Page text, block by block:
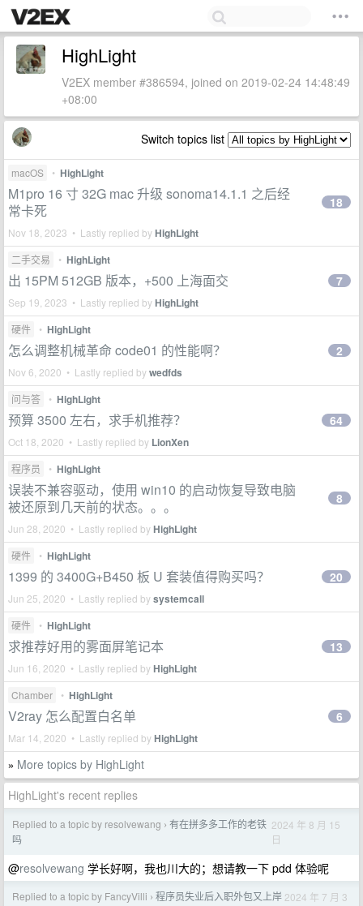
HighLight
V2EX member #386594, joined on 2019-02-24 14:48:49
+08:00
Switch topics list
macOS • HighLight
M1pro 16 寸 32G mac 升级 sonoma14.1.1 之后经
常卡死
Nov 18, 2023 • Lastly replied byHighLight
18
二手交易 • HighLight
出 15PM 512GB 版本，+500 上海面交
Sep 19, 2023 • Lastly replied byHighLight
7
硬件 • HighLight
怎么调整机械革命 code01 的性能啊？
Nov 6, 2020 • Lastly replied bywedfds
2
问与答 • HighLight
预算 3500 左右，求手机推荐？
Oct 18, 2020 • Lastly replied by LionXen
64
程序员 • HighLight
误装不兼容驱动，使用 win10 的启动恢复导致电脑
被还原到几天前的状态。。。
Jun 28, 2020 • Lastly replied byHighLight
8
硬件 • HighLight
1399 的 3400G+B450 板 U 套装值得购买吗？
Jun 25, 2020 • Lastly replied bysystemcall
20
硬件 • HighLight
求推荐好用的雾面屏笔记本
Jun 16, 2020 • Lastly replied byHighLight
13
Chamber • HighLight
V2ray 怎么配置白名单
Mar 14, 2020 • Lastly replied byHighLight
6
» More topics by HighLight
HighLight's recent replies
Replied to a topic by resolvewang › 有在拼多多工作的老铁
吗
2024 年 8 月 15
日
@resolvewang 学长好啊，我也川大的；想请教一下 pdd 体验呢
Replied to a topic by FancyVilli › 程序员失业后入职外包又上岸 2024 年 7 月 3